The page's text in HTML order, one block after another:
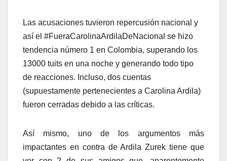
Las acusaciones tuvieron repercusión nacional y
así el #FueraCarolinaArdilaDeNacional se hizo
tendencia número 1 en Colombia, superando los
13000 tuits en una noche y generando todo tipo
de reacciones. Incluso, dos cuentas
(supuestamente pertenecientes a Carolina Ardila)
fueron cerradas debido a las críticas.
Así mismo, uno de los argumentos más
impactantes en contra de Ardila Zurek tiene que